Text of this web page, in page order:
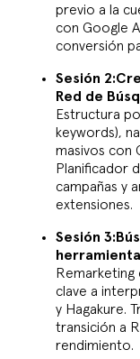
previo a la
con Google
conversión
Sesión
Red de
Estructura
keywords),
masivos con
Planificador
campañas y
extensiones.
Sesión
Remarketing
clave a
y Hagakure.
transición a
rendimiento.